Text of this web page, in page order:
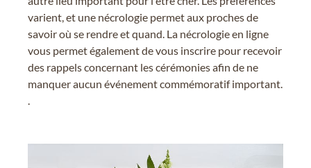
varient, et une nécrologie permet aux proches de
savoir où se rendre et quand. La nécrologie en ligne
vous permet également de vous inscrire pour recevoir
des rappels concernant les cérémonies afin de ne
manquer aucun événement commémoratif important.